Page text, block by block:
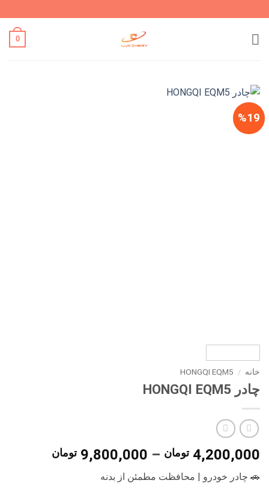
to
content
0
%19
خانه /
HONGQI EQM5
چادر HONGQI EQM5
4,200,000 تومان –
9,800,000 تومان
🚗 چادر خودرو | محافظت مطمئن از بدنه